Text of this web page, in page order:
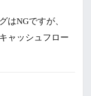
はNGですが、
ャッシュフロー